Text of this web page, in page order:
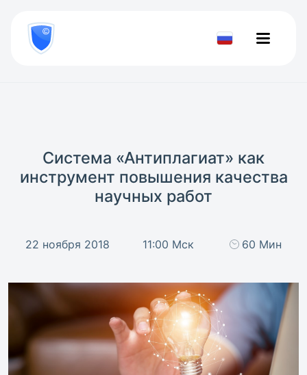
800
777-
81-Проверить
Система «Антиплагиат» как
инструмент повышения качества
научных работ
22 ноября 2018 11:00 Мск 60 Мин